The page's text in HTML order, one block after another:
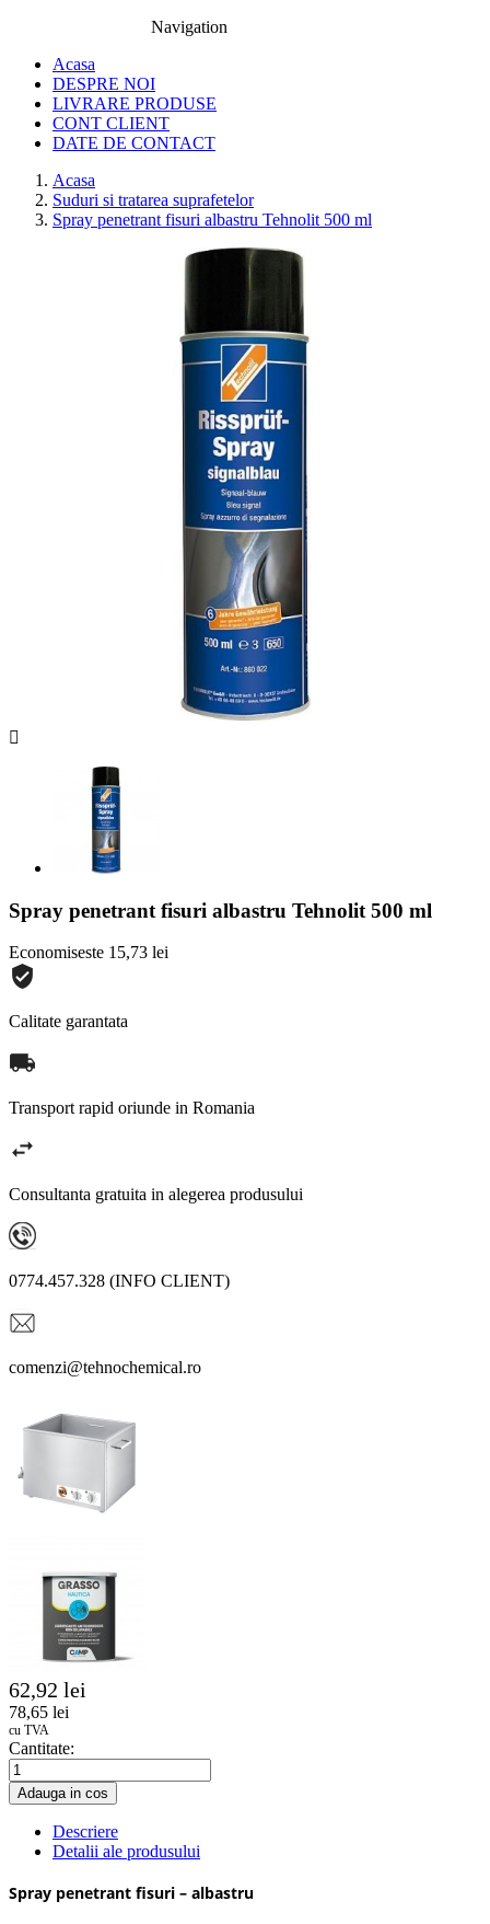
Navigation
Acasa
DESPRE NOI
LIVRARE PRODUSE
CONT CLIENT
DATE DE CONTACT
Acasa
Suduri si tratarea suprafetelor
Spray penetrant fisuri albastru Tehnolit 500 ml

Spray penetrant fisuri albastru Tehnolit 500 ml
Economiseste 15,73 lei
Calitate garantata
Transport rapid oriunde in Romania
Consultanta gratuita in alegerea produsului
0774.457.328 (INFO CLIENT)
comenzi@tehnochemical.ro
62,92 lei
78,65 lei
cu TVA
Cantitate:
Adauga in cos
Descriere
Detalii ale produsului
Spray penetrant fisuri – albastru